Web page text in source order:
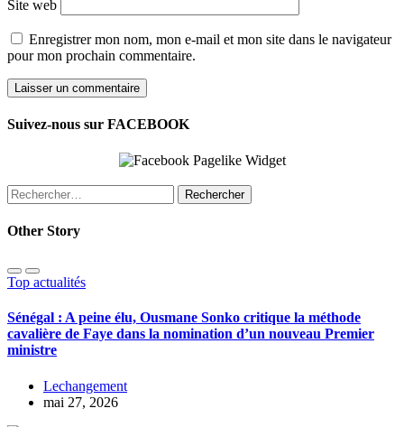
Site web
Enregistrer mon nom, mon e-mail et mon site dans le navigateur
pour mon prochain commentaire.
Suivez-nous sur FACEBOOK
Rechercher :
Other Story
Top actualités
Sénégal : A peine élu, Ousmane Sonko critique la méthode
cavalière de Faye dans la nomination d’un nouveau Premier
ministre
Lechangement
mai 27, 2026